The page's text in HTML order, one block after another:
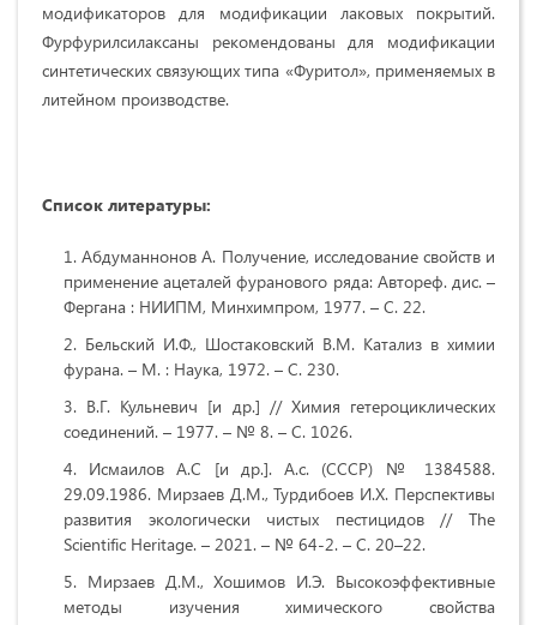
модификаторов для модификации лаковых покрытий.
Фурфурилсилаксаны рекомендованы для модификации
синтетических связующих типа «Фуритол», применяемых в
литейном производстве.
Список литературы:
Абдуманнонов А. Получение, исследование свойств и
применение ацеталей фуранового ряда: Автореф. дис. –
Фергана : НИИПМ, Минхимпром, 1977. – С. 22.
Бельский И.Ф., Шостаковский В.М. Катализ в химии
фурана. – М. : Наука, 1972. – С. 230.
В.Г. Кульневич [и др.] // Химия гетероциклических
соединений. – 1977. – № 8. – С. 1026.
Исмаилов А.С [и др.]. А.с. (СССР) № 1384588.
29.09.1986. Мирзаев Д.М., Турдибоев И.Х. Перспективы
развития экологически чистых пестицидов // The
Scientific Heritage. – 2021. – № 64-2. – С. 20–22.
Мирзаев Д.М., Хошимов И.Э. Высокоэффективные
методы изучения химического свойства